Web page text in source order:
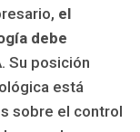
el
debe
Su posición
está
sobre el control